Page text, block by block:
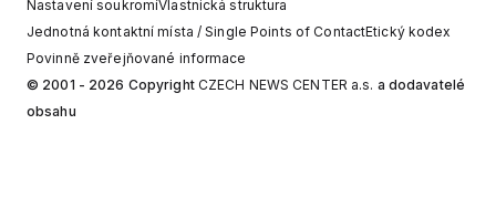
Nastavení soukromíVlastnická struktura
Jednotná kontaktní místa / Single Points of ContactEtický kodex
Povinně zveřejňované informace
© 2001 - 2026 Copyright CZECH NEWS CENTER a.s. a dodavatelé
obsahu